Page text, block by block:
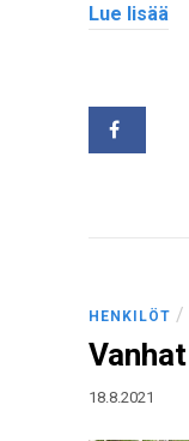
Lue lisää
HENKILÖT /
18.8.2021